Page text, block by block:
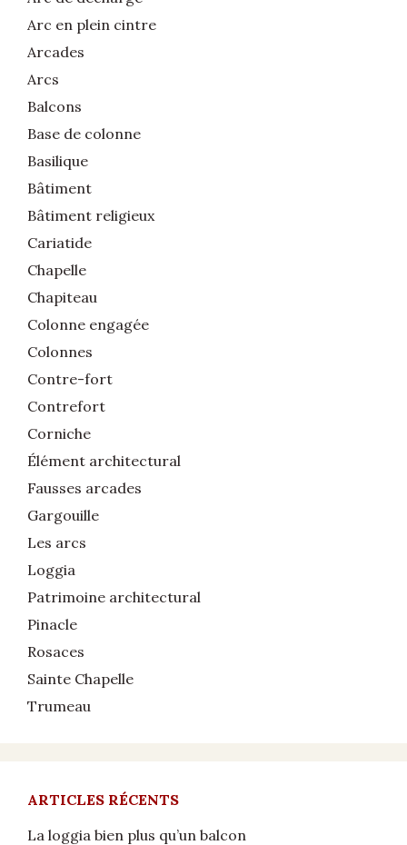
Arc en plein cintre
Arcades
Arcs
Balcons
Base de colonne
Basilique
Bâtiment
Bâtiment religieux
Cariatide
Chapelle
Chapiteau
Colonne engagée
Colonnes
Contre-fort
Contrefort
Corniche
Élément architectural
Fausses arcades
Gargouille
Les arcs
Loggia
Patrimoine architectural
Pinacle
Rosaces
Sainte Chapelle
Trumeau
ARTICLES RÉCENTS
La loggia bien plus qu’un balcon